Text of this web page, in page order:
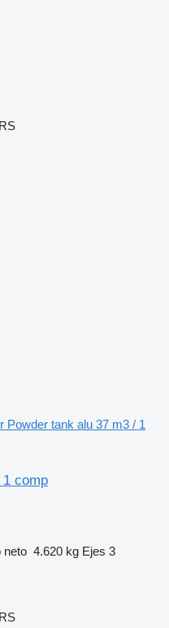
Powder tank alu 37 m3 / 1
comp
neto 4.620 kg Ejes 3